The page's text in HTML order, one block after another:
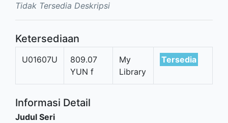
Tidak Tersedia Deskripsi
Ketersediaan
U01607U
809.07
YUN f
My
Library
Tersedia
Informasi Detail
Judul Seri